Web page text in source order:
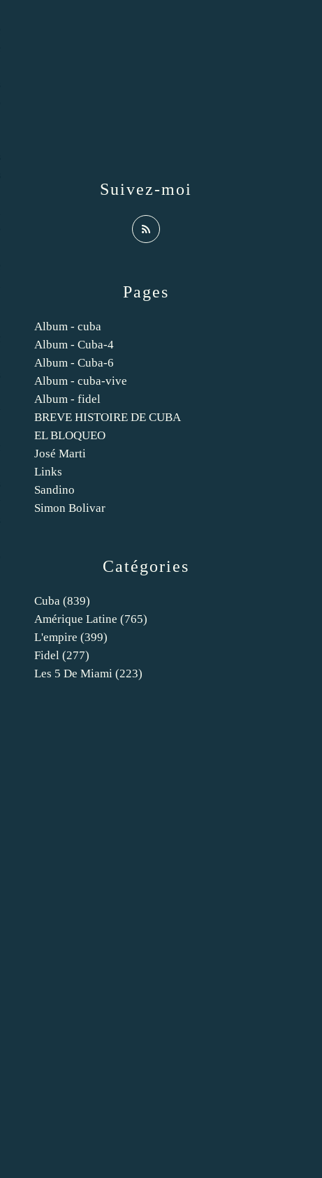
Catégories
Cuba (839)
Amérique Latine (765)
L'empire (399)
Fidel (277)
Les 5 De Miami (223)
Pages
Album - cuba
Album - Cuba-4
Album - Cuba-6
Album - cuba-vive
Album - fidel
BREVE HISTOIRE DE CUBA
EL BLOQUEO
José Marti
Links
Sandino
Simon Bolivar
Suivez-moi